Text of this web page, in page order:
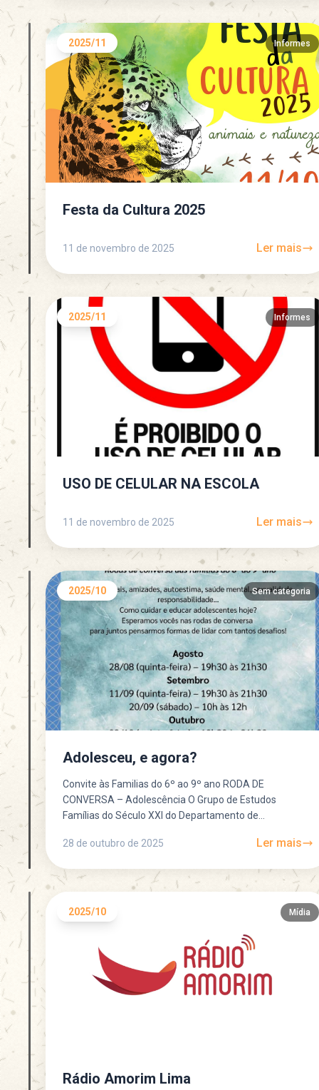
2025/11 Informes
Festa da Cultura 2025
11 de novembro de 2025 Ler mais
2025/11 Informes
USO DE CELULAR NA ESCOLA
11 de novembro de 2025 Ler mais
2025/10 Sem categoria
Adolesceu, e agora?
Convite às Familias do 6º ao 9º ano RODA DE
CONVERSA – Adolescência O Grupo de Estudos
Famílias do Século XXI do Departamento de
28 de outubro de 2025
Ler mais
2025/10 Mídia
Rádio Amorim Lima